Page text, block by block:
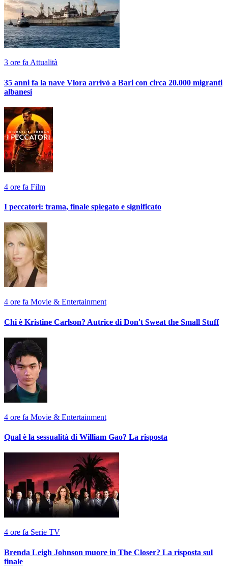
3 ore fa Attualità
35 anni fa la nave Vlora arrivò a Bari con circa 20.000 migranti
albanesi
4 ore fa Film
I peccatori: trama, finale spiegato e significato
4 ore fa Movie & Entertainment
Chi è Kristine Carlson? Autrice di Don't Sweat the Small Stuff
4 ore fa Movie & Entertainment
Qual è la sessualità di William Gao? La risposta
4 ore fa Serie TV
Brenda Leigh Johnson muore in The Closer? La risposta sul
finale